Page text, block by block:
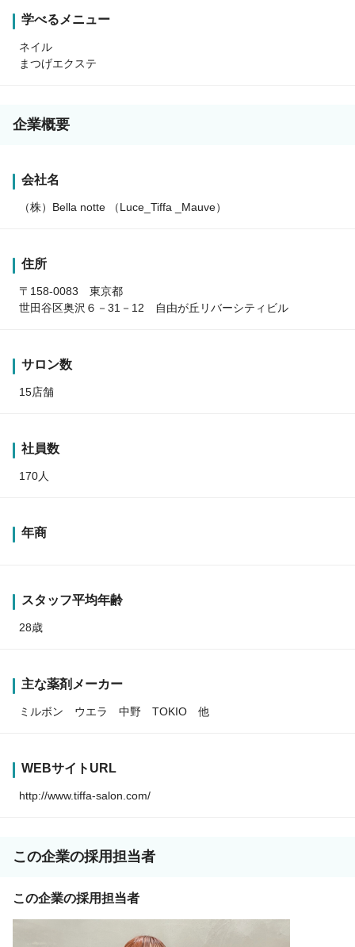
学べるメニュー
ネイル
まつげエクステ
企業概要
会社名
（株）Bella notte （Luce_Tiffa _Mauve）
住所
〒158-0083 東京都
世田谷区奥沢６－31－12 自由が丘リバーシティビル
サロン数
15店舗
社員数
170人
年商
スタッフ平均年齢
28歳
主な薬剤メーカー
ミルボン ウエラ 中野 TOKIO 他
WEBサイトURL
http://www.tiffa-salon.com/
この企業の採用担当者
この企業の採用担当者